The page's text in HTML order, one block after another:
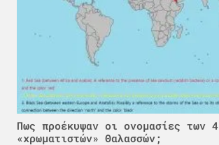
Πως προέκυψαν οι ονομασίες των 4
«χρωματιστών» Θαλασσών;